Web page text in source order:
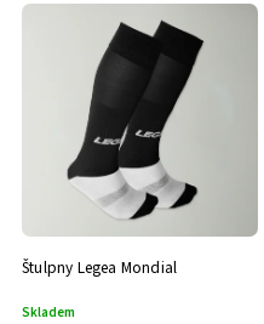
Štulpny Legea Mondial
Skladem